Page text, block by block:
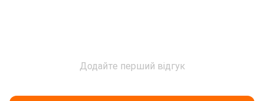
Додайте перший відгук